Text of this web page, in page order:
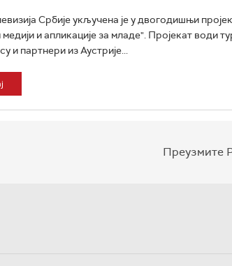
Србије укључена је у двогодишњи
медији и апликације за младе". Пројекат води
и партнери из Аустрије...
Преузмите